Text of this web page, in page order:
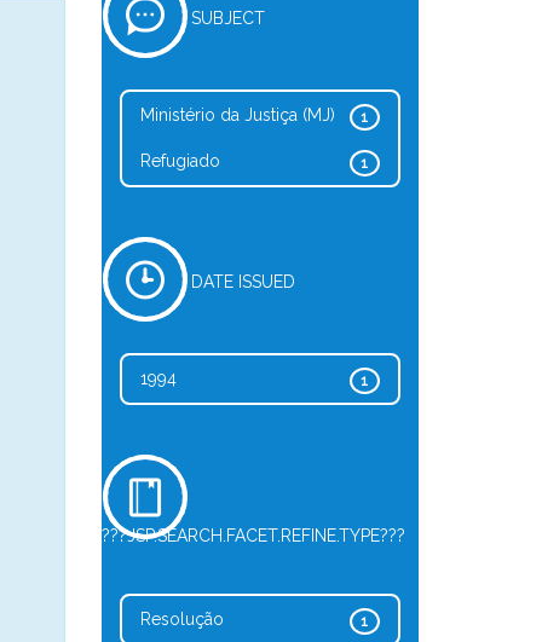
SUBJECT
1
Ministério da Justiça (MJ)
1
Refugiado
DATE ISSUED
1
1994
???JSP.SEARCH.FACET.REFINE.TYPE???
1
Resolução